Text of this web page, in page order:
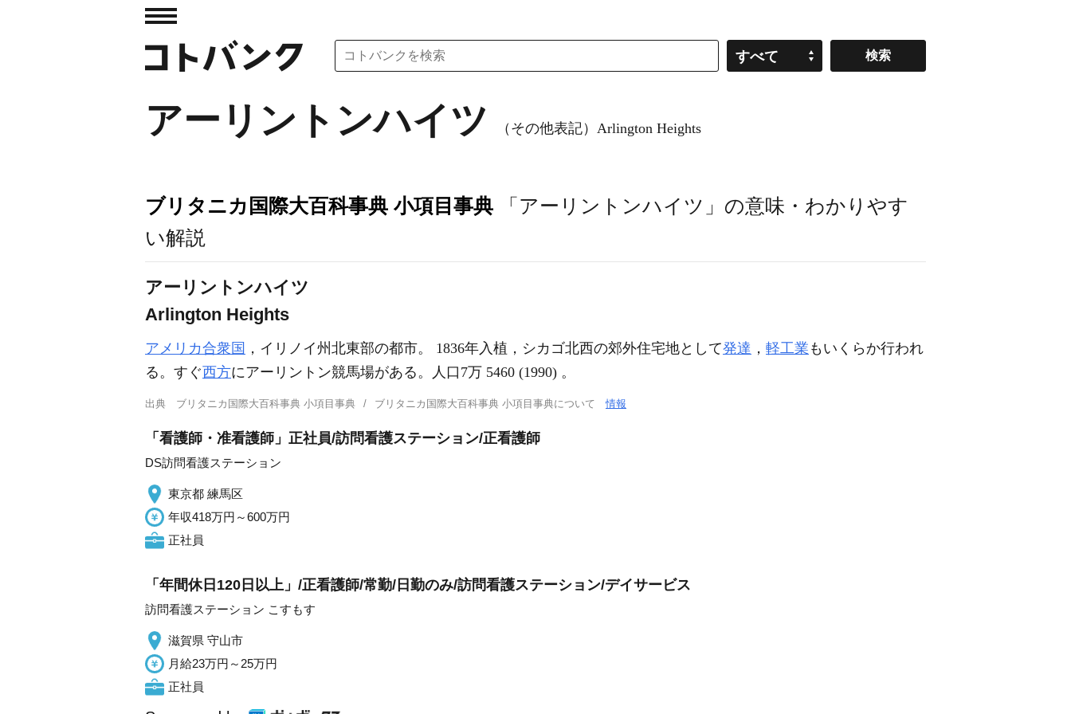
すべて
アーリントンハイツ （その他表記）Arlington Heights
ブリタニカ国際大百科事典 小項目事典 「アーリントンハイツ」の意味・わかりやす
い解説
アーリントンハイツ
Arlington Heights
アメリカ合衆国 ，イリノイ州北東部の都市。 1836年入植，シカゴ北西の郊外住宅地として発達 ， 軽工業 もいくらか行われ
る。すぐ西方にアーリントン競馬場がある。人口7万 5460 (1990) 。
出典 ブリタニカ国際大百科事典 小項目事典 ブリタニカ国際大百科事典 小項目事典について情報
「看護師・准看護師」正社員/訪問看護ステーション/正看護師
DS訪問看護ステーション
東京都 練馬区
年収418万円～600万円
正社員
「年間休日120日以上」/正看護師/常勤/日勤のみ/訪問看護ステーション/デイサービス
訪問看護ステーション こすもす
滋賀県 守山市
月給23万円～25万円
正社員